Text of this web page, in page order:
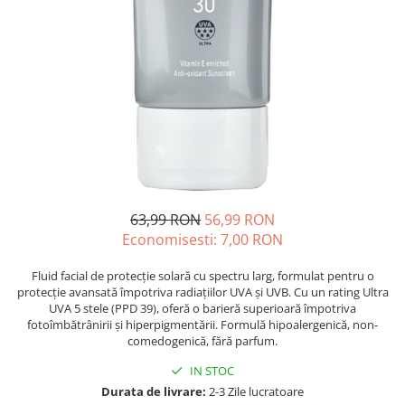
Creme pentru ochi
Balsam buze
Îngrijirea Corpului
Creme de corp
Uleiuri de corp
Curcumin (Turmeric)
Ginkgo biloba
Ginseng
Glucozamina
63,99 RON 56,99 RON
Economisesti: 7,00 RON
Fluid facial de protecție solară cu spectru larg, formulat pentru o
protecție avansată împotriva radiațiilor UVA și UVB. Cu un rating Ultra
UVA 5 stele (PPD 39), oferă o barieră superioară împotriva
fotoîmbătrânirii și hiperpigmentării. Formulă hipoalergenică, non-
comedogenică, fără parfum.
IN STOC
Durata de livrare: 2-3 Zile lucratoare